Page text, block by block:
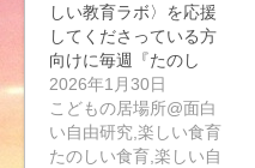
しい教育ラボ〉を応援
してくださっている方
向けに毎週『たのし
い…
2026年1月30日
こどもの居場所@面白
い自由研究,楽しい食育
たのしい食育,楽しい自